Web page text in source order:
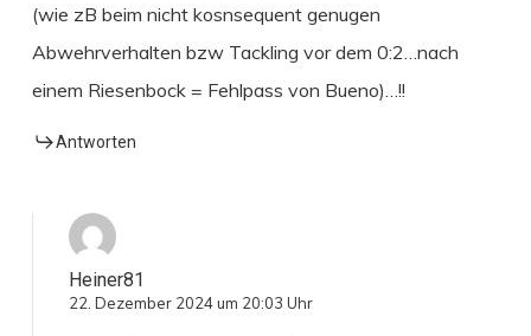
(wie zB beim nicht kosnsequent genugen
Abwehrverhalten bzw Tackling vor dem 0:2…nach
einem Riesenbock = Fehlpass von Bueno)…!!
Antworten
Heiner81
22. Dezember 2024 um 20:03 Uhr